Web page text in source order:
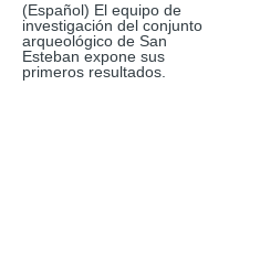
(Español) El equipo de
investigación del conjunto
arqueológico de San
Esteban expone sus
primeros resultados.